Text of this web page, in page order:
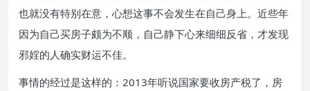
也就没有特别在意，心想这事不会发生在自己身上。近些年
因为自己买房子颇为不顺，自己静下心来细细反省，才发现
邪婬的人确实财运不佳。
事情的经过是这样的：2013年听说国家要收房产税了，房